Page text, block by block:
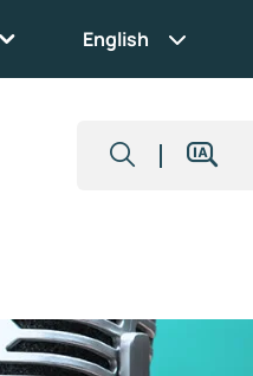
English